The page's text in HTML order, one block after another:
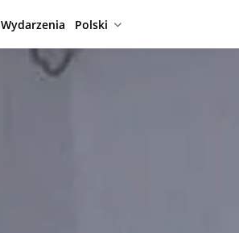
Wydarzenia Polski